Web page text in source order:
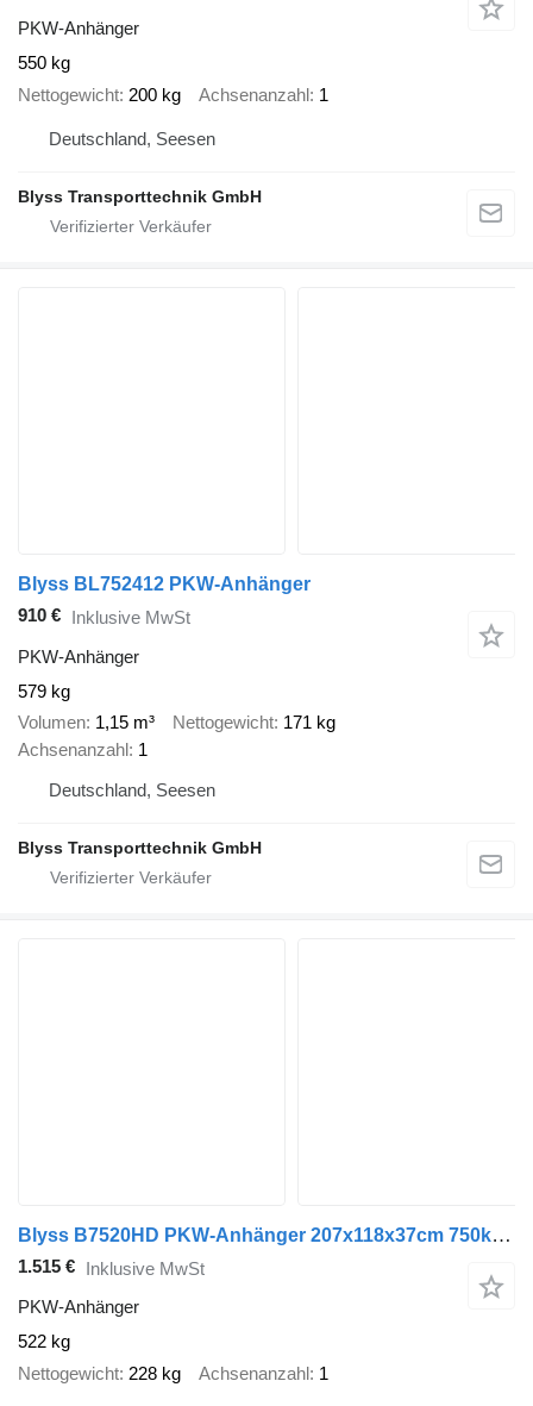
PKW-Anhänger
550 kg
Nettogewicht 200 kg Achsenanzahl 1
Deutschland, Seesen
Blyss Transporttechnik GmbH
Blyss BL752412 PKW-Anhänger
910 € Inklusive MwSt
PKW-Anhänger
579 kg
Volumen 1,15 m³ Nettogewicht 171 kg
Achsenanzahl 1
Deutschland, Seesen
Blyss Transporttechnik GmbH
Blyss B7520HD PKW-Anhänger 207x118x37cm 750kg zGG
1.515 € Inklusive MwSt
PKW-Anhänger
522 kg
Nettogewicht 228 kg Achsenanzahl 1